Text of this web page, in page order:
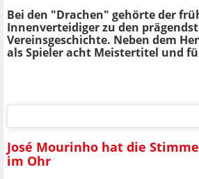
Bei den "Drachen" gehörte der
Innenverteidiger zu den
Vereinsgeschichte. Neben dem
als Spieler acht Meistertitel und
José Mourinho hat die
im Ohr